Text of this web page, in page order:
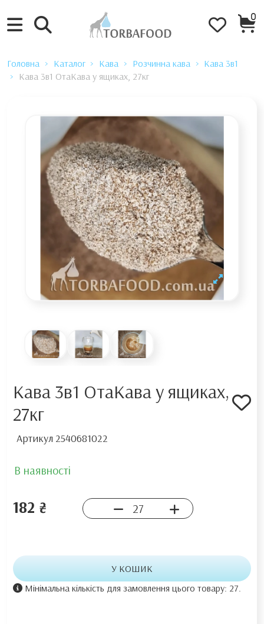
0
Головна Каталог Кава Розчинна кава
Кава 3в1
Кава 3в1 ОтаКава у ящиках, 27кг
Кава 3в1 ОтаКава у ящиках,
27кг
Артикул 2540681022
В наявності
182 ₴
У КОШИК
Мінімальна кількість для замовлення цього товару: 27.